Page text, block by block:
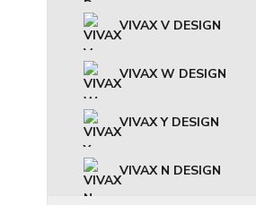
VIVAX V DESIGN
VIVAX W DESIGN
VIVAX Y DESIGN
VIVAX N DESIGN